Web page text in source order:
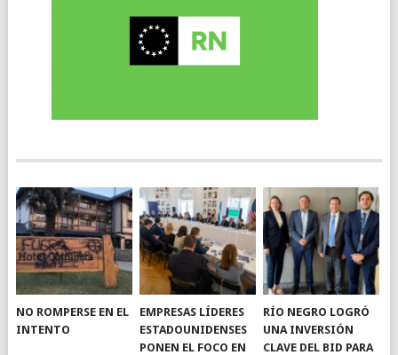
NO ROMPERSE EN EL
INTENTO
EMPRESAS LÍDERES
ESTADOUNIDENSES
PONEN EL FOCO EN
RÍO NEGRO LOGRÓ
UNA INVERSIÓN
CLAVE DEL BID PARA